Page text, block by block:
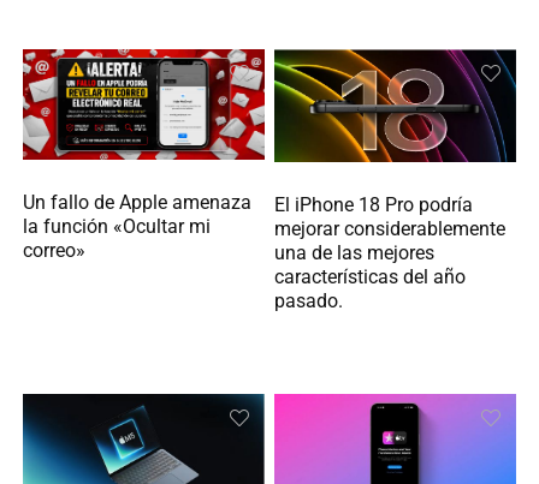
Un fallo de Apple amenaza
la función «Ocultar mi
correo»
El iPhone 18 Pro podría
mejorar considerablemente
una de las mejores
características del año
pasado.